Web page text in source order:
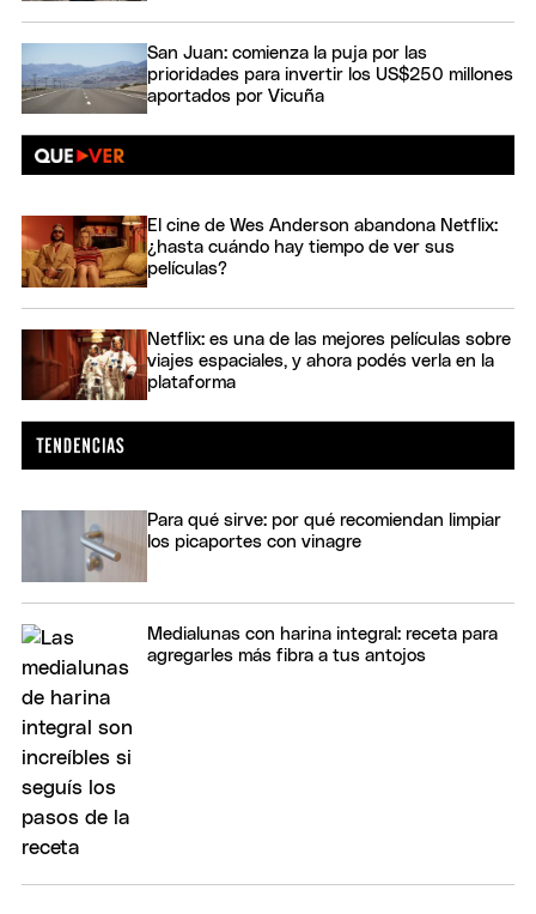
San Juan: comienza la puja por las
prioridades para invertir los US$250 millones
aportados por Vicuña
El cine de Wes Anderson abandona Netflix:
¿hasta cuándo hay tiempo de ver sus
películas?
Netflix: es una de las mejores películas sobre
viajes espaciales, y ahora podés verla en la
plataforma
Para qué sirve: por qué recomiendan limpiar
los picaportes con vinagre
Medialunas con harina integral: receta para
agregarles más fibra a tus antojos